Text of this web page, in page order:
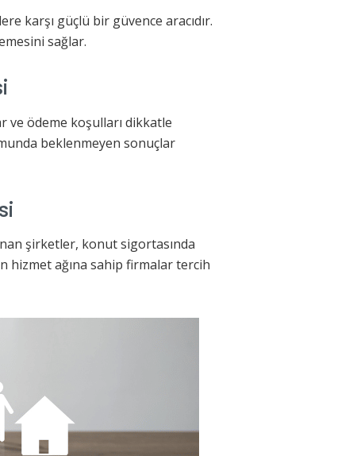
karşı güçlü bir güvence aracıdır.
sağlar.
ve ödeme koşulları dikkatle
beklenmeyen sonuçlar
şirketler, konut sigortasında
hizmet ağına sahip firmalar tercih